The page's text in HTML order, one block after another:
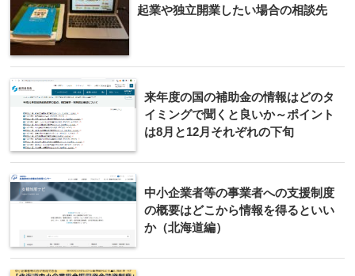
起業や独立開業したい場合の相談先
来年度の国の補助金の情報はどのタ
イミングで聞くと良いか～ポイント
は8月と12月それぞれの下旬
中小企業者等の事業者への支援制度
の概要はどこから情報を得るといい
か（北海道編）